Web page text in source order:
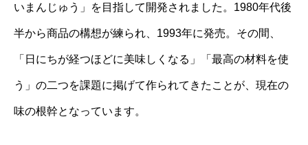
いまんじゅう」を目指して開発されました。1980年代後
半から商品の構想が練られ、1993年に発売。その間、
「日にちが経つほどに美味しくなる」「最高の材料を使
う」の二つを課題に掲げて作られてきたことが、現在の
味の根幹となっています。